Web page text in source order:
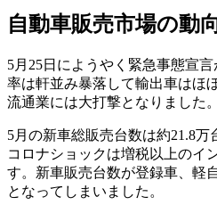
自動車販売市場の動
5月25日にようやく緊急事態宣
率は軒並み暴落して輸出車はほ
流通業には大打撃となりました。
5月の新車総販売台数は約21.8万
コロナショックは増税以上のイ
す。新車販売台数が登録車、軽
となってしまいました。